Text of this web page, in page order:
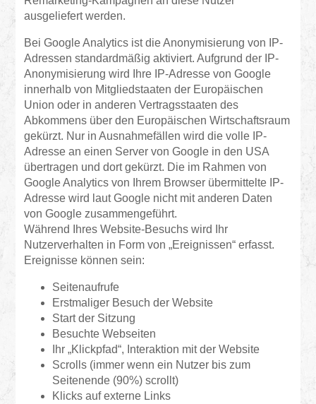
ausgeliefert werden.
Bei Google Analytics ist die Anonymisierung von IP-
Adressen standardmäßig aktiviert. Aufgrund der IP-
Anonymisierung wird Ihre IP-Adresse von Google
innerhalb von Mitgliedstaaten der Europäischen
Union oder in anderen Vertragsstaaten des
Abkommens über den Europäischen Wirtschaftsraum
gekürzt. Nur in Ausnahmefällen wird die volle IP-
Adresse an einen Server von Google in den USA
übertragen und dort gekürzt. Die im Rahmen von
Google Analytics von Ihrem Browser übermittelte IP-
Adresse wird laut Google nicht mit anderen Daten
von Google zusammengeführt.
Während Ihres Website-Besuchs wird Ihr
Nutzerverhalten in Form von „Ereignissen“ erfasst.
Ereignisse können sein:
Seitenaufrufe
Erstmaliger Besuch der Website
Start der Sitzung
Besuchte Webseiten
Ihr „Klickpfad“, Interaktion mit der Website
Scrolls (immer wenn ein Nutzer bis zum
Seitenende (90%) scrollt)
Klicks auf externe Links